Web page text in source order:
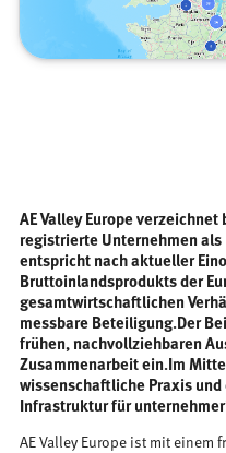
AE Valley Europe
registrierte Unternehmen als
entspricht nach aktueller
Bruttoinlandsprodukts der
gesamtwirtschaftlichen
messbare Beteiligung.Der
frühen, nachvollziehbaren
Zusammenarbeit ein.Im
wissenschaftliche Praxis
Infrastruktur für
AE Valley Europe ist mit einem